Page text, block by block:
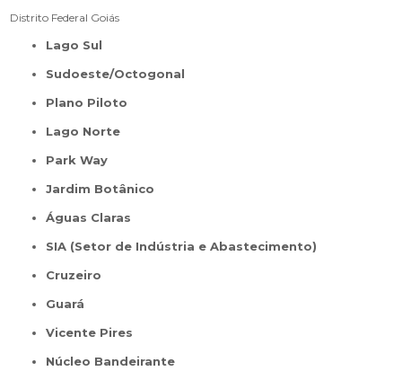
Distrito Federal Goiás
Lago Sul
Sudoeste/Octogonal
Plano Piloto
Lago Norte
Park Way
Jardim Botânico
Águas Claras
SIA (Setor de Indústria e Abastecimento)
Cruzeiro
Guará
Vicente Pires
Núcleo Bandeirante